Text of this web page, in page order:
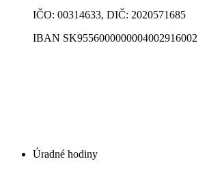
IČO: 00314633, DIČ: 2020571685
IBAN SK9556000000004002916002
Úradné hodiny